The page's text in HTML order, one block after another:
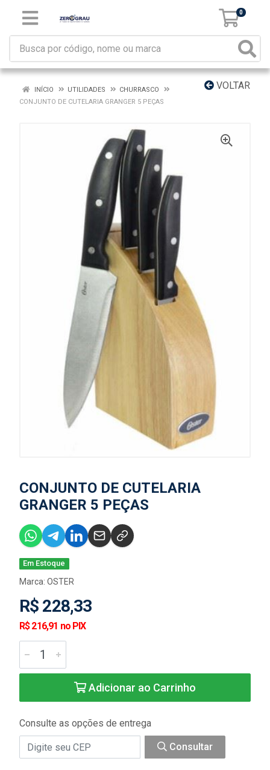
0
VOLTAR
INÍCIO UTILIDADES
CHURRASCO
CONJUNTO DE CUTELARIA GRANGER 5 PEÇAS
CONJUNTO DE CUTELARIA
GRANGER 5 PEÇAS
Em Estoque
Marca: OSTER
R$ 228,33
R$ 216,91 no PIX
Adicionar ao Carrinho
Consulte as opções de entrega
Consultar